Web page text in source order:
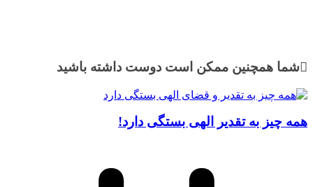
شما همچنین ممکن است دوست داشته باشید
همه چیز به تقدیر الهی بستگی دارد!